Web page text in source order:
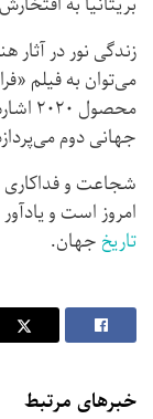
زندگی نور در آثار
جهانی دوم
شجاعت و
امروز است و
تاریخ جهان.
خبرهای مرتبط